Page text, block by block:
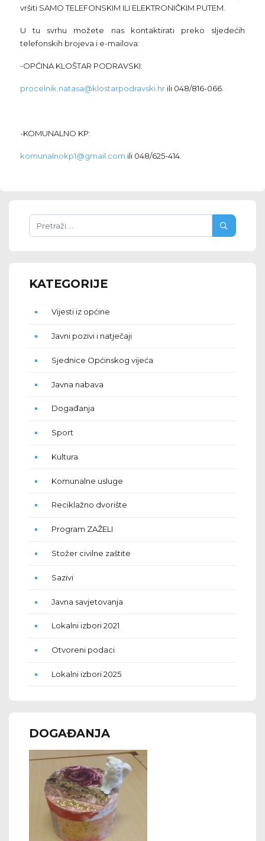
vršiti SAMO TELEFONSKIM ILI ELEKTRONIČKIM PUTEM.
U tu svrhu možete nas kontaktirati preko sljedećih
telefonskih brojeva i e-mailova:
-OPĆINA KLOŠTAR PODRAVSKI:
procelnik.natasa@klostarpodravski.hrili 048/816-066.
-KOMUNALNO KP:
komunalnokp1@gmail.com ili 048/625-414.
KATEGORIJE
Vijesti iz općine
Javni pozivi i natječaji
Sjednice Općinskog vijeća
Javna nabava
Događanja
Sport
Kultura
Komunalne usluge
Reciklažno dvorište
Program ZAŽELI
Stožer civilne zaštite
Sazivi
Javna savjetovanja
Lokalni izbori 2021
Otvoreni podaci
Lokalni izbori 2025
DOGAĐANJA